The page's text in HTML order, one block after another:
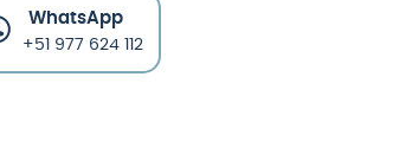
WhatsApp
+51 977 624 112